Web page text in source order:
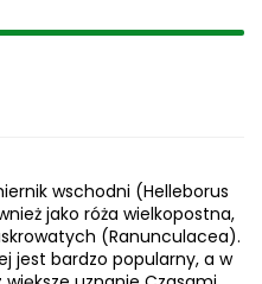
wschodni (Helleborus
jako róża wielkopostna,
(Ranunculacea).
jest bardzo popularny, a w